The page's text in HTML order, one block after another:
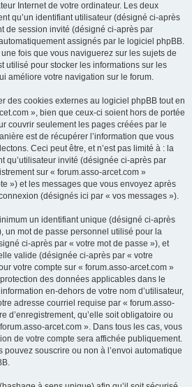
Internet de votre ordinateur. Les deux
qu’un identifiant utilisateur (désigné ci-après
de session invité (désigné ci-après par
assignés par le logiciel phpBB.
fois que vous naviguerez sur les sujets de
utilisé pour stocker les informations sur les
améliore votre navigation sur le forum.
des cookies externes au logiciel phpBB tout en
», bien que ceux-ci soient hors de portée
couvrir seulement les pages créées par le
est de récupérer l’information que vous
Ceci peut être, et n’est pas limité à : la
qu’utilisateur invité (désignée ci-après par
sur « forum.asso-arcet.com »
») et les messages que vous envoyez après
(désignés ici par « vos messages »).
un identifiant unique (désigné ci-après
un mot de passe personnel utilisé pour la
ci-après par « votre mot de passe »), et
valide (désignée ci-après par « votre
votre compte sur « forum.asso-arcet.com »
des données applicables dans le
en-dehors de votre nom d’utilisateur,
adresse courriel requise par « forum.asso-
d’enregistrement, qu’elle soit obligatoire ou
arcet.com ». Dans tous les cas, vous
de votre compte sera affichée publiquement.
pouvez souscrire ou non à l’envoi automatique